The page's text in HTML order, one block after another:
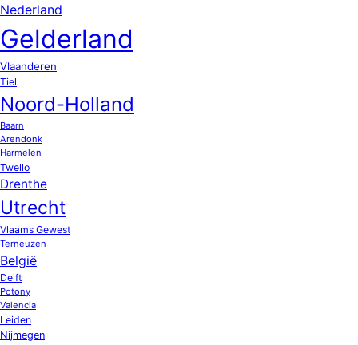
Nederland
Gelderland
Vlaanderen
Tiel
Noord-Holland
Baarn
Arendonk
Harmelen
Twello
Drenthe
Utrecht
Vlaams Gewest
Terneuzen
België
Delft
Potony
Valencia
Leiden
Nijmegen